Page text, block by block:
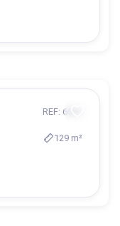
REF: 6563
129 m²